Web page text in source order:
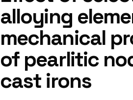
alloying
mechanical
of pearlitic
cast irons